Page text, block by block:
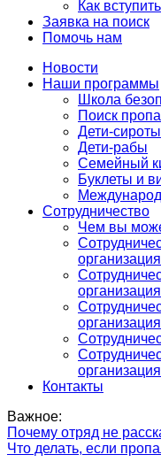
Как
Заявка на поиск
Помочь нам
Новости
Наши программы
Школа
Поиск
Дети-сироты
Дети-рабы
Семейный
Буклеты и
Сотрудничество
Чем вы
Контакты
Важное:
Почему отряд не
Что делать, если